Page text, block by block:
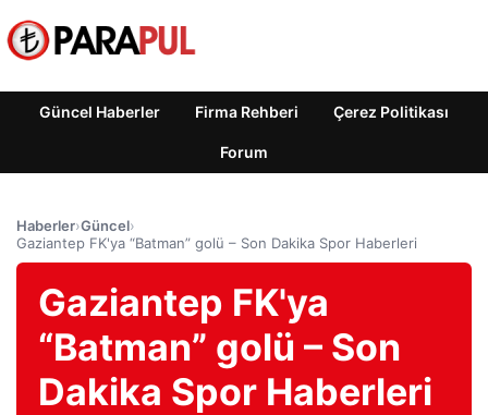
Güncel Haberler Firma Rehberi Çerez Politikası
Forum
Haberler›Güncel›
Gaziantep FK'ya “Batman” golü – Son Dakika Spor Haberleri
Gaziantep FK'ya
“Batman” golü – Son
Dakika Spor Haberleri